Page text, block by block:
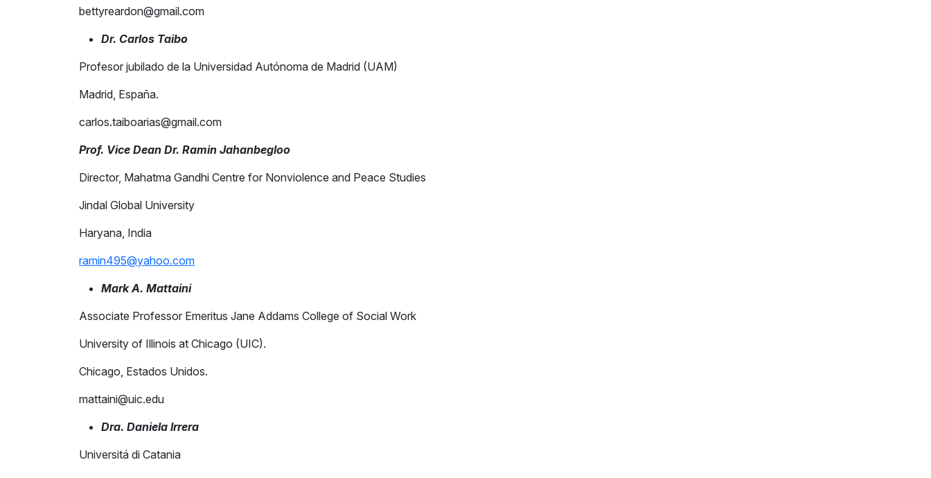
bettyreardon@gmail.com
Dr. Carlos Taibo
Profesor jubilado de la Universidad Autónoma de Madrid (UAM)
Madrid, España.
carlos.taiboarias@gmail.com
Prof. Vice Dean Dr. Ramin Jahanbegloo
Director, Mahatma Gandhi Centre for Nonviolence and Peace Studies
Jindal Global University
Haryana, India
ramin495@yahoo.com
Mark A. Mattaini
Associate Professor Emeritus Jane Addams College of Social Work
University of Illinois at Chicago (UIC).
Chicago, Estados Unidos.
mattaini@uic.edu
Dra. Daniela Irrera
Universitá di Catania